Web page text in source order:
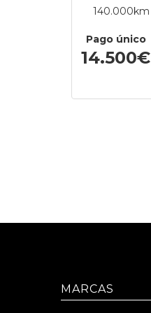
140.000km
Pago único
14.500€
MARCAS